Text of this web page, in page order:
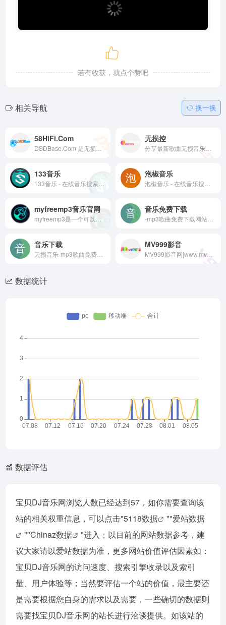
若有收获，就点个赞吧
相关导航 换一换
58HiFi.Com 无损控
分享最新歌曲无损音乐下载,最热门抖音歌曲排行榜大全下载,歌手所有专辑以及经典老歌大全下载,4K高清MV,车载DJ舞曲大全等一切与音乐相关的资源免费下载，在本站可以找到很多的高品质无损音乐。
133音乐
133音乐 - 在线音乐搜索，可以在线免费下载全网MP3付费歌曲、流行音乐、经典老歌等。曲库完整，更新迅速，试听流畅，支持高品质|无损音质
泡椒音乐
myfreemp3音乐官网 音乐免费下载
音乐下载 MV999影音
MV999影音网[www.mv999.net]致力为广大影音爱好者提供经典,流行,怀旧等MV,MTV,无损音乐等周边影音视频资源免费下载,且提供流行的MV视频在线观看体验.快来下载吧！纯净,自由,高清的影音世界,就在MV999影音！高清MV下载,高清MTV下载,车载视频下载,MP3下载,MP4下载,
数据统计
数据评估
宝贝DJ音乐网浏览人数已经达到57，如你需要查询该
站的相关权重信息，可以点击"5118数据 ""爱站数据
""Chinaz数据
"进入；以目前的网站数据参考，建
议大家请以爱站数据为准，更多网站价值评估因素如：
宝贝DJ音乐网的访问速度、搜索引擎收录以及索引
量、用户体验等；当然要评估一个站的价值，最主要还
是需要根据您自身的需求以及需要，一些确切的数据则
需要找宝贝DJ音乐网的站长进行洽谈提供。如该站的